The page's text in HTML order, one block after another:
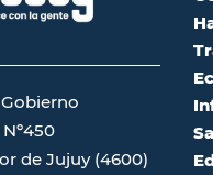
de Jujuy (4600)